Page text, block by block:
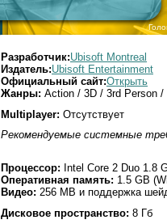
Разработчик:Ubisoft Montreal
Издатель:Ubisoft Entertainment
Официальный сайт:Открыть
Жанры: Action / 3D / 3rd Person /
Multiplayer: Отсутствует
Рекомендуемые системные
Процессор: Intel Core 2 Duo 1.8
Оперативная память: 1.5 GB
Видео: 256 MB и поддержка
Дисковое пространство: 8 Гб